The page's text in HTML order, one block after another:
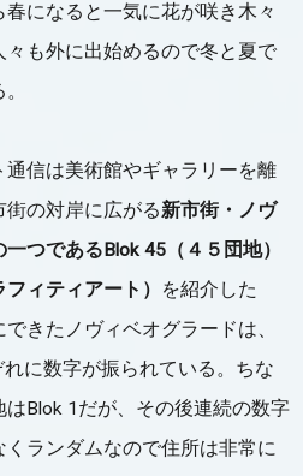
になると一気に花が咲き木々
も外に出始めるので冬と夏で
信は美術館やギャラリーを離
の対岸に広がる新市街・ノヴ
つであるBlok 45（４５団地）
ィティアート）
を紹介した
きたノヴィベオグラードは、
に数字が振られている。ちな
Blok 1だが、その後連続の数字
ランダムなので住所は非常に